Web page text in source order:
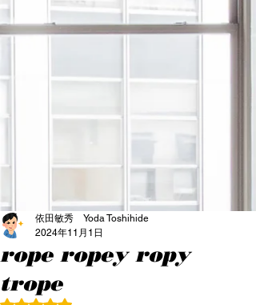
rope ropey ropy
trope
依田敏秀 Yoda Toshihide
2024年11月1日